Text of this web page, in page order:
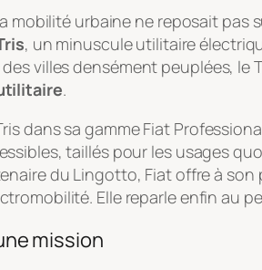
mobilité urbaine ne reposait pas
, un minuscule utilitaire
villes densément peuplées,
.
dans sa gamme Fiat
taillés pour les usages
du Lingotto, Fiat offre à
Elle reparle enfin au
mission